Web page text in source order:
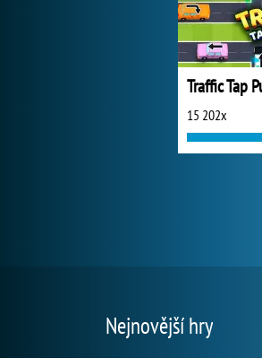
Traffic Tap
15 202x
Nejnovější hry